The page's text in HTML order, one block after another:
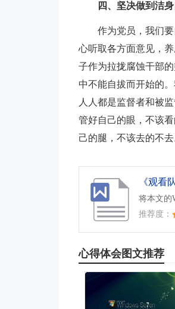
四、坚决做到洁
作为党员，我们
心听取各方面意见，
子作为拉拢腐蚀干部
中不能自拔而开始的
人人都是监督者和被
管好自己的眼，不该
己的腿，不该去的不
将本文的
推荐度：
心得体会图文推荐